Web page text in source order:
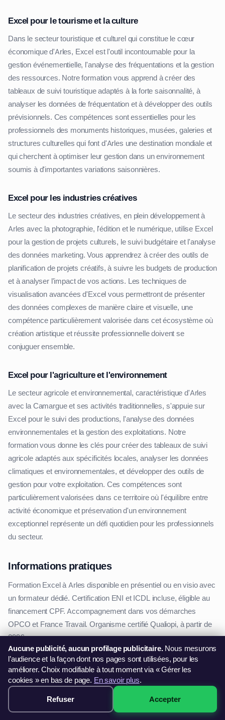
Excel pour le tourisme et la culture
Dans le secteur touristique et culturel qui constitue le cœur
économique d'Arles, Excel est l'outil incontournable pour la
gestion événementielle, l'analyse des fréquentations et la gestion
des ressources. Notre formation vous apprend à créer des
tableaux de suivi touristique adaptés à la forte saisonnalité, à
analyser les données de fréquentation et à développer des outils
prévisionnels. Ces compétences sont essentielles pour les
professionnels des monuments historiques, musées, galeries et
structures culturelles qui font d'Arles une destination mondiale et
qui cherchent à optimiser leur gestion dans un environnement
soumis à d'importantes variations saisonnières.
Excel pour les industries créatives
Le secteur des industries créatives, en plein développement à
Arles avec la photographie, l'édition et le numérique, utilise Excel
pour la gestion de projets culturels, le suivi budgétaire et l'analyse
des données marketing. Vous apprendrez à créer des outils de
planification de projets créatifs, à suivre les budgets de production
et à analyser l'impact de vos actions. Les techniques de
visualisation avancées d'Excel vous permettront de présenter
des données complexes de manière claire et visuelle, une
compétence particulièrement valorisée dans cet écosystème où
création artistique et réussite professionnelle doivent se
conjuguer ensemble.
Excel pour l'agriculture et l'environnement
Le secteur agricole et environnemental, caractéristique d'Arles
avec la Camargue et ses activités traditionnelles, s'appuie sur
Excel pour le suivi des productions, l'analyse des données
environnementales et la gestion des exploitations. Notre
formation vous donne les clés pour créer des tableaux de suivi
agricole adaptés aux spécificités locales, analyser les données
climatiques et environnementales, et développer des outils de
gestion pour votre exploitation. Ces compétences sont
particulièrement valorisées dans ce territoire où l'équilibre entre
activité économique et préservation d'un environnement
exceptionnel représente un défi quotidien pour les professionnels
du secteur.
Informations pratiques
Formation Excel à Arles disponible en présentiel ou en visio avec
un formateur dédié. Certification ENI et ICDL incluse, éligible au
financement CPF. Accompagnement dans vos démarches
OPCO et France Travail. Organisme certifié Qualiopi, à partir de
299€.
Pourquoi nous choisir pour votre formation à
Arles ?
En conclusion, notre stage à Arles vous propose un parcours
complet qui répond aux besoins spécifiques du tissu économique
299€ · Voir les sessions →
Aucune publicité, aucun profilage publicitaire.Nous mesurons
l’audience et la façon dont nos pages sont utilisées, pour les
améliorer. Choix modifiable à tout moment via « Gérer les
cookies » en bas de page. En savoir plus.
Refuser Accepter